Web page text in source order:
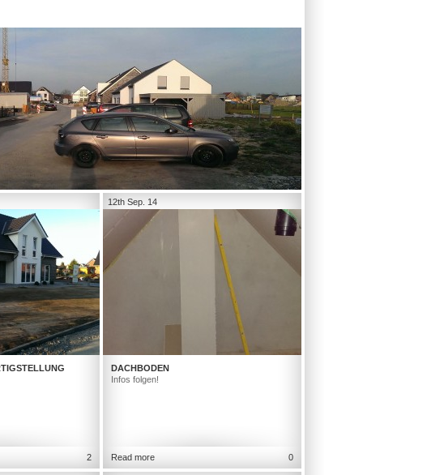
2
12th Sep. 14
DACHBODEN
Infos folgen!
Read more 0